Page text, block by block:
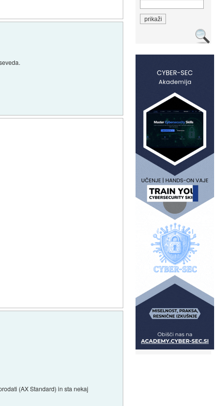
(AX Standard) in sta nekaj